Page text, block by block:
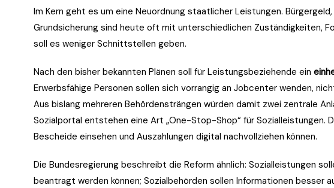
Im Kern geht es um eine Neuordnung staatlicher Leistungen.
Grundsicherung sind heute oft mit unterschiedlichen Zuständigkeiten,
soll es weniger Schnittstellen geben.
Nach den bisher bekannten Plänen soll für Leistungsbeziehende ein
Erwerbsfähige Personen sollen sich vorrangig an Jobcenter wenden,
Aus bislang mehreren Behördensträngen würden damit zwei zentrale
Sozialportal entstehen eine Art „One-Stop-Shop“ für Sozialleistungen.
Bescheide einsehen und Auszahlungen digital nachvollziehen können.
Die Bundesregierung beschreibt die Reform ähnlich: Sozialleistungen
beantragt werden können; Sozialbehörden sollen Informationen besser